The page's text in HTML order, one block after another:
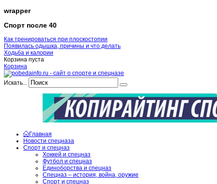
wrapper
Спорт после 40
Как тренироваться при плоскостопии
Появилась одышка, причины и что делать
Ходьба и калории
Корзина пуста
Корзина
Искать...
Главная
Новости спецназа
Спорт и спецназ
Хоккей и спецназ
Футбол и спецназ
Единоборства и спецназ
Спецназ – история, война, оружие
Спорт и спецназ